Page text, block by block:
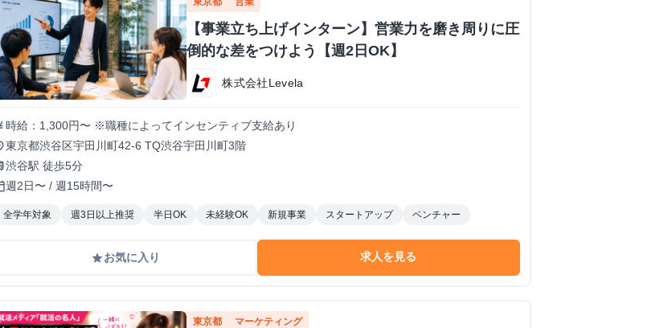
【事業立ち上げインターン】営業力を磨き周りに圧
倒的な差をつけよう【週2日OK】
株式会社Levela
時給：1,300円〜 ※職種によってインセンティブ支給あり
東京都渋谷区宇田川町42-6 TQ渋谷宇田川町3階
渋谷駅 徒歩5分
週2日〜 / 週15時間〜
全学年対象 週3日以上推奨 半日OK 未経験OK 新規事業 スタートアップ ベンチャー
gradeお気に入り 求人を見る
東京都 マーケティング